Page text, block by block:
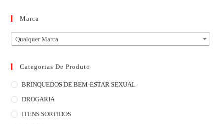
Marca
Qualquer Marca
Categorias De Produto
BRINQUEDOS DE BEM-ESTAR SEXUAL
DROGARIA
ITENS SORTIDOS